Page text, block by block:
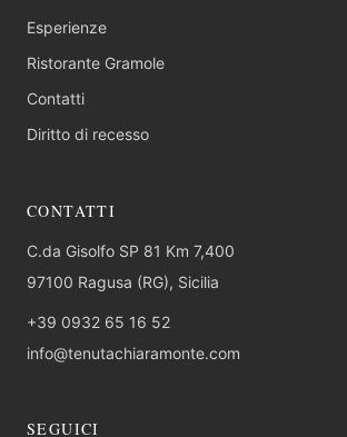
Esperienze
Ristorante Gramole
Contatti
Diritto di recesso
CONTATTI
C.da Gisolfo SP 81 Km 7,400
97100 Ragusa (RG), Sicilia
+39 0932 65 16 52
info@tenutachiaramonte.com
SEGUICI